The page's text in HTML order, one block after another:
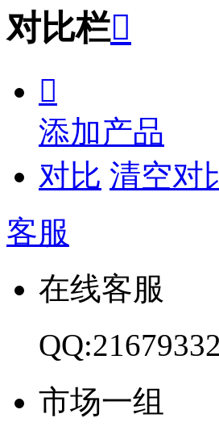
对比栏

添加产品
对比 清空对
客服
在线客服
市场一组